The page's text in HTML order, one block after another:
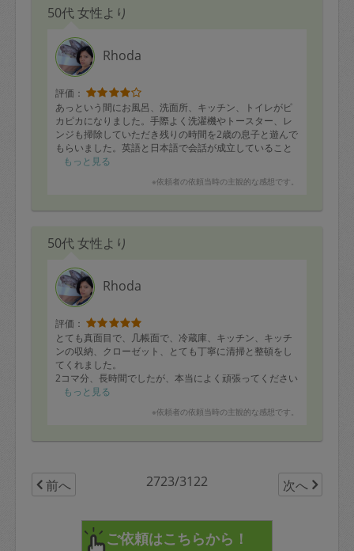
50代 女性より
Rhoda
評価：
あっという間にお風呂、洗面所、キッチン、トイレがピ
カピカになりました。手際よく洗濯機やトースター、レ
ンジも掃除していただき残りの時間を2歳の息子と遊んで
もらいました。英語と日本語で会話が成立していること
に驚きましたが楽しかったようで別れ際にいやだ一緒に
もっと見る
※依頼者の依頼当時の主観的な感想です。
50代 女性より
Rhoda
評価：
とても真面目で、几帳面で、冷蔵庫、キッチン、キッチ
ンの収納、クローゼット、とても丁寧に清掃と整頓をし
てくれました。
2コマ分、長時間でしたが、本当によく頑張ってください
ました。
緒に家事をしてくれる方が居ると、とても助かるし、ま
thank you for coming to my place! looking for word to
もっと見る
※依頼者の依頼当時の主観的な感想です。
前へ 2723/3122 次へ